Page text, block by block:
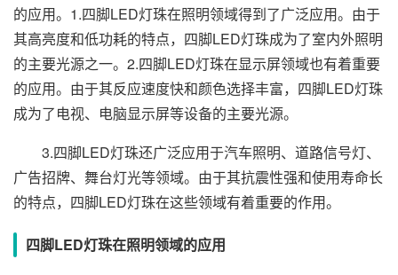
的应用。1.四脚LED灯珠在照明领域得到了广泛应用。由于
其高亮度和低功耗的特点，四脚LED灯珠成为了室内外照明
的主要光源之一。2.四脚LED灯珠在显示屏领域也有着重要
的应用。由于其反应速度快和颜色选择丰富，四脚LED灯珠
成为了电视、电脑显示屏等设备的主要光源。
3.四脚LED灯珠还广泛应用于汽车照明、道路信号灯、
广告招牌、舞台灯光等领域。由于其抗震性强和使用寿命长
的特点，四脚LED灯珠在这些领域有着重要的作用。
四脚LED灯珠在照明领域的应用